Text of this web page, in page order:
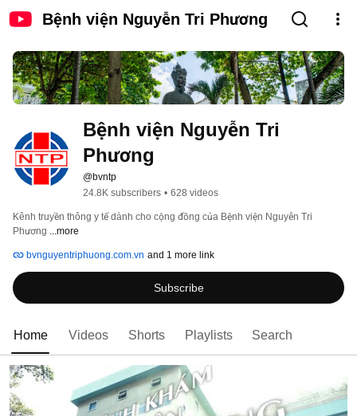
Bệnh viện Nguyễn Tri Phương
Bệnh viện Nguyễn Tri
Phương
@bvntp
24.8K subscribers • 628 videos
Kênh truyền thông y tế dành cho cộng đồng của Bệnh viện Nguyễn Tri
Phương ...more
bvnguyentriphuong.com.vn and 1 more link
Subscribe
Home Videos Shorts Playlists Search